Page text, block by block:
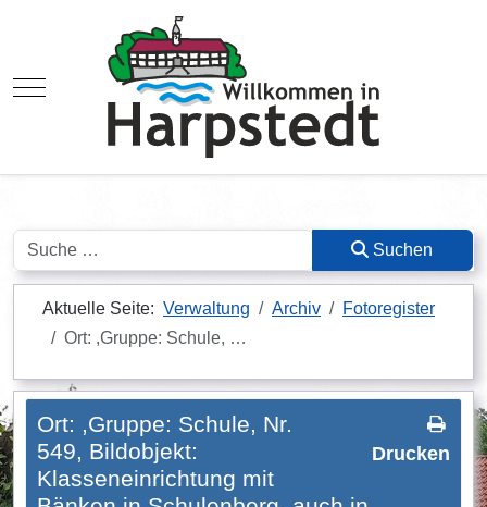
Mobile Menu Toggle
Suchen Suchen
Aktuelle Seite: Verwaltung Archiv
Fotoregister
Ort: ,Gruppe: Schule, …
Drucken
Ort: ,Gruppe: Schule, Nr.
549, Bildobjekt:
Klasseneinrichtung mit